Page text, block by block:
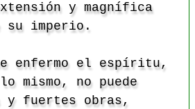
y magnífica
su imperio.
enfermo el espíritu,
mismo, no puede
y fuertes obras,